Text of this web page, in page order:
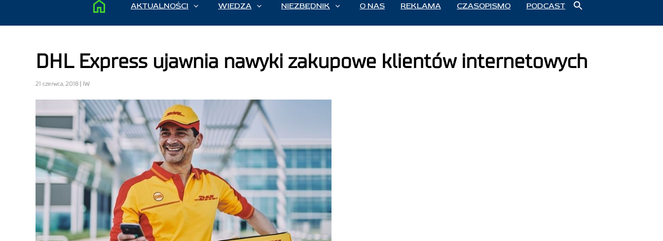
AKTUALNOŚCI WIEDZA NIEZBĘDNIK O NAS REKLAMA CZASOPISMO PODCAST
DHL Express ujawnia nawyki zakupowe klientów internetowych
21 czerwca, 2018 | IW